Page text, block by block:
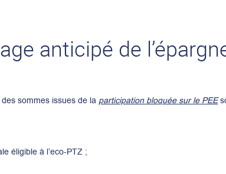
anticipé de
sommes issues de la participation bloquée sur le PEE
éligible à l’eco-PTZ ;